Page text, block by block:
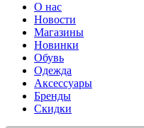
О нас
Новости
Магазины
Новинки
Обувь
Одежда
Аксессуары
Бренды
Скидки